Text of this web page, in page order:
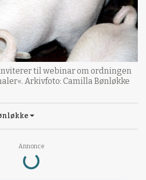
Annonce
Loading...
til webinar om ordningen
Arkivfoto: Camilla Bønløkke